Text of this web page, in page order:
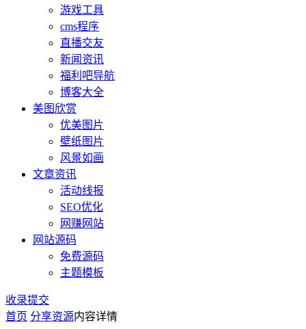
游戏工具
cms程序
直播交友
新闻资讯
福利吧导航
博客大全
美图欣赏
优美图片
壁纸图片
风景如画
文章资讯
活动线报
SEO优化
网赚网站
网站源码
免费源码
主题模板
收录提交
首页 分享资源内容详情